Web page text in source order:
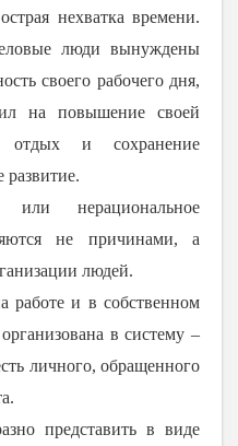
нехватка времени.
люди вынуждены
своего рабочего дня,
на повышение своей
отдых и сохранение
развитие.
нерациональное
не причинами, а
людей.
работе и в собственном
в систему –
личного, обращенного
представить в виде